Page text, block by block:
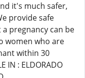
it's much safer,
provide safe
pregnancy can be
women who are
within 30
IN : ELDORADO